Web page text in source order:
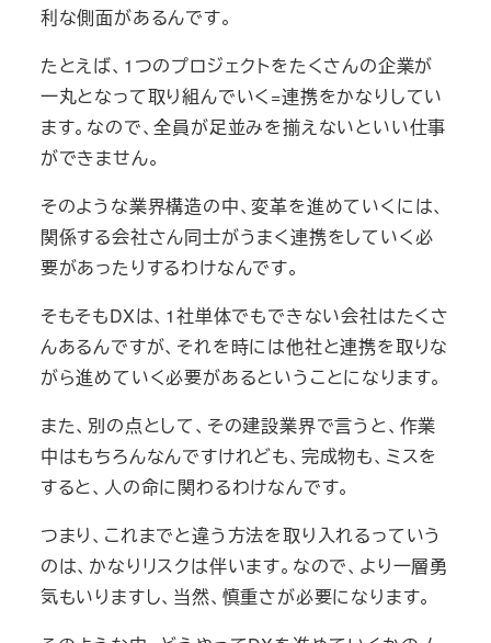
利な側面があるんです。
たとえば、1つのプロジェクトをたくさんの企業が
一丸となって取り組んでいく=連携をかなりしてい
ます。なので、全員が足並みを揃えないといい仕事
ができません。
そのような業界構造の中、変革を進めていくには、
関係する会社さん同士がうまく連携をしていく必
要があったりするわけなんです。
そもそもDXは、1社単体でもできない会社はたくさ
んあるんですが、それを時には他社と連携を取りな
がら進めていく必要があるということになります。
また、別の点として、その建設業界で言うと、作業
中はもちろんなんですけれども、完成物も、ミスを
すると、人の命に関わるわけなんです。
つまり、これまでと違う方法を取り入れるっていう
のは、かなりリスクは伴います。なので、より一層勇
気もいりますし、当然、慎重さが必要になります。